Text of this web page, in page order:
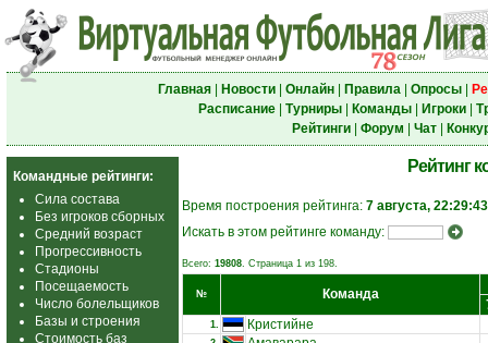
Главная| Новости| Онлайн| Правила| Опросы|
Расписание| Турниры| Команды| Игроки|
Рейтинги| Форум Чат|
Командные рейтинги:
Сила состава
Без игроков сборных
Средний возраст
Прогрессивность
Стадионы
Посещаемость
Число болельщиков
Базы и строения
Стоимость баз
Рейтинг
Время построения рейтинга: 7 августа, 22:29:43
Искать в этом рейтинге команду:
Всего: 19808. Страница 1 из 198.
№ Команда
1. Кристийне